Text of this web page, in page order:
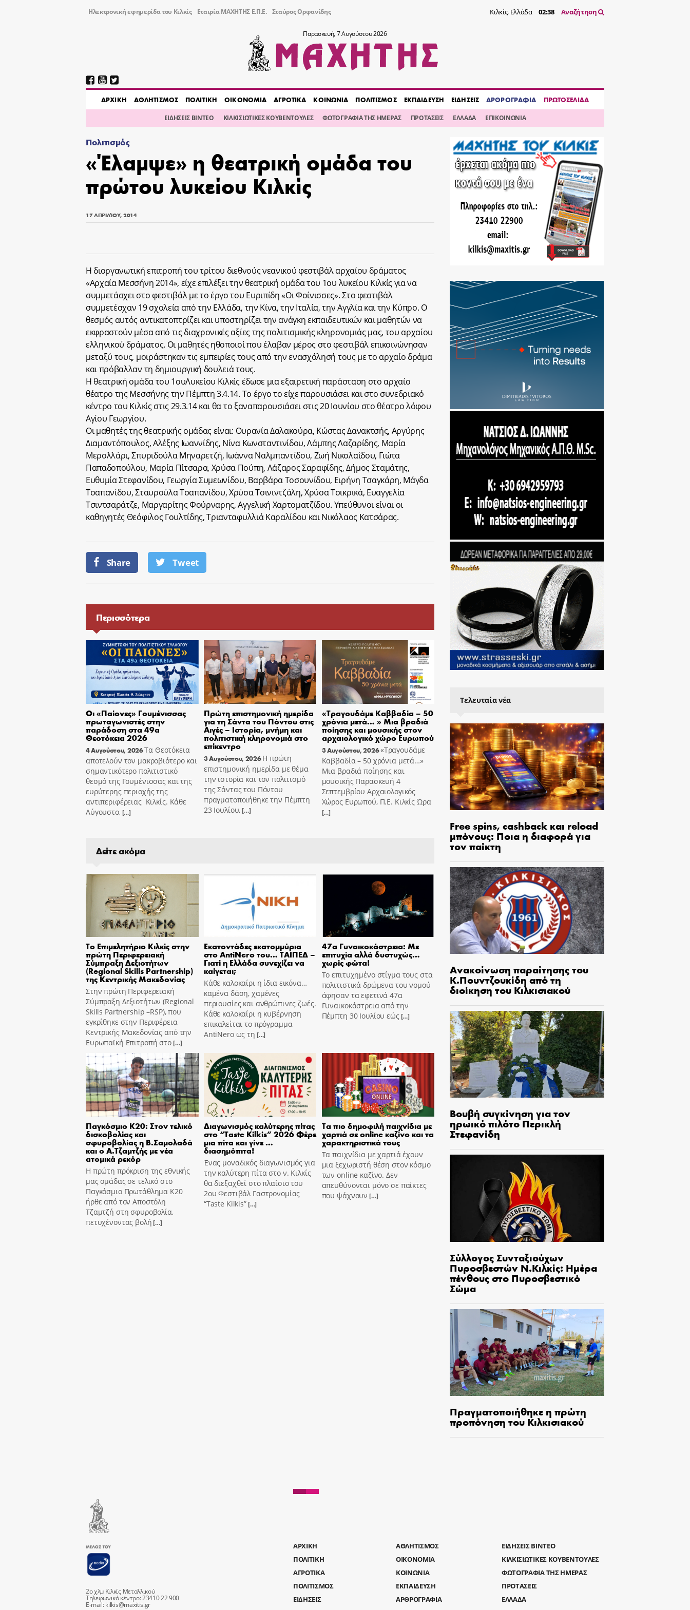
Ηλεκτρονική εφημερίδα του Κιλκίς Εταιρία ΜΑΧΗΤΗΣ Ε.Π.Ε. Σταύρος Ορφανίδης Κιλκίς, Ελλάδα 02:38 Αναζήτηση
Παρασκευή, 7 Αυγούστου 2026
AΡΧΙΚΗ ΑΘΛΗΤΙΣΜΟΣ ΠΟΛΙΤΙΚΗ ΟΙΚΟΝΟΜΙΑ ΑΓΡΟΤΙΚΑ ΚΟΙΝΩΝΙΑ ΠΟΛΙΤΙΣΜΟΣ ΕΚΠΑΙΔΕΥΣΗ ΕΙΔΗΣΕΙΣ ΑΡΘΡΟΓΡΑΦΙΑ ΠΡΩΤΟΣΕΛΙΔΑ
ΕΙΔΗΣΕΙΣ ΒΙΝΤΕΟ ΚΙΛΚΙΣΙΩΤΙΚΕΣ ΚΟΥΒΕΝΤΟΥΛΕΣ ΦΩΤΟΓΡΑΦΙΑ ΤΗΣ ΗΜΕΡΑΣ ΠΡΟΤΑΣΕΙΣ ΕΛΛΑΔΑ ΕΠΙΚΟΙΝΩΝΙΑ
Πολιτισμός
«Έλαμψε» η θεατρική ομάδα του
πρώτου λυκείου Κιλκίς
17 ΑΠΡΙΛΊΟΥ, 2014
Η διοργανωτική επιτροπή του τρίτου διεθνούς νεανικού φεστιβάλ αρχαίου δράματος
«Αρχαία Μεσσήνη 2014», είχε επιλέξει την θεατρική ομάδα του 1ου λυκείου Κιλκίς για να
συμμετάσχει στο φεστιβάλ με το έργο του Ευριπίδη «Οι Φοίνισσες». Στο φεστιβάλ
συμμετέσχαν 19 σχολεία από την Ελλάδα, την Κίνα, την Ιταλία, την Αγγλία και την Κύπρο. Ο
θεσμός αυτός αντικατοπτρίζει και υποστηρίζει την ανάγκη εκπαιδευτικών και μαθητών να
εκφραστούν μέσα από τις διαχρονικές αξίες της πολιτισμικής κληρονομιάς μας, του αρχαίου
ελληνικού δράματος. Οι μαθητές ηθοποιοί που έλαβαν μέρος στο φεστιβάλ επικοινώνησαν
μεταξύ τους, μοιράστηκαν τις εμπειρίες τους από την ενασχόλησή τους με το αρχαίο δράμα
και πρόβαλλαν τη δημιουργική δουλειά τους.
Η θεατρική ομάδα του 1ουΛυκείου Κιλκίς έδωσε μια εξαιρετική παράσταση στο αρχαίο
θέατρο της Μεσσήνης την Πέμπτη 3.4.14. Το έργο το είχε παρουσιάσει και στο συνεδριακό
κέντρο του Κιλκίς στις 29.3.14 και θα το ξαναπαρουσιάσει στις 20 Ιουνίου στο θέατρο λόφου
Αγίου Γεωργίου.
Οι μαθητές της θεατρικής ομάδας είναι: Ουρανία Δαλακούρα, Κώστας Δανακτσής, Αργύρης
Διαμαντόπουλος, Αλέξης Ιωαννίδης, Νίνα Κωνσταντινίδου, Λάμπης Λαζαρίδης, Μαρία
Μερολλάρι, Σπυριδούλα Μηναρετζή, Ιωάννα Ναλμπαντίδου, Ζωή Νικολαΐδου, Γιώτα
Παπαδοπούλου, Μαρία Πίτσαρα, Χρύσα Πούπη, Λάζαρος Σαραφίδης, Δήμος Σταμάτης,
Ευθυμία Στεφανίδου, Γεωργία Συμεωνίδου, Βαρβάρα Τοσουνίδου, Ειρήνη Τσαγκάρη, Μάγδα
Τσαπανίδου, Σταυρούλα Τσαπανίδου, Χρύσα Τσινιντζάλη, Χρύσα Τσικρικά, Ευαγγελία
Τσιντσαράτζε, Μαργαρίτης Φούρναρης, Αγγελική Χαρτοματζίδου. Υπεύθυνοι είναι οι
καθηγητές Θεόφιλος Γουλτίδης, Τριανταφυλλιά Καραλίδου και Νικόλαος Κατσάρας.
Share Tweet
Περισσότερα
Οι «Παίονες» Γουμένισσας
πρωταγωνιστές στην
παράδοση στα 49α
Θεοτόκεια 2026
4 Αυγούστου, 2026Τα Θεοτόκεια
αποτελούν τον μακροβιότερο και
σημαντικότερο πολιτιστικό
θεσμό της Γουμένισσας και της
ευρύτερης περιοχής της
αντιπεριφέρειας Κιλκίς. Κάθε
Αύγουστο,[…]
Πρώτη επιστημονική ημερίδα
για τη Σάντα του Πόντου στις
Αιγές – Ιστορία, μνήμη και
πολιτιστική κληρονομιά στο
επίκεντρο
3 Αυγούστου, 2026 Η πρώτη
επιστημονική ημερίδα με θέμα
την ιστορία και τον πολιτισμό
της Σάντας του Πόντου
πραγματοποιήθηκε την Πέμπτη
23 Ιουλίου,[…]
«Τραγουδάμε Καββαδία – 50
χρόνια μετά… » Μια βραδιά
ποίησης και μουσικής στον
αρχαιολογικό χώρο Ευρωπού
3 Αυγούστου, 2026«Τραγουδάμε
Καββαδία – 50 χρόνια μετά…»
Μια βραδιά ποίησης και
μουσικής Παρασκευή 4
Σεπτεμβρίου Αρχαιολογικός
Χώρος Ευρωπού, Π.Ε. Κιλκίς Ώρα
[…]
Δείτε ακόμα
Το Επιμελητήριο Κιλκίς στην
πρώτη Περιφερειακή
Σύμπραξη Δεξιοτήτων
(Regional Skills Partnership)
της Κεντρικής Μακεδονίας
Στην πρώτη Περιφερειακή
Σύμπραξη Δεξιοτήτων (Regional
Skills Partnership –RSP), που
εγκρίθηκε στην Περιφέρεια
Κεντρικής Μακεδονίας από την
Ευρωπαϊκή Επιτροπή στο[…]
Εκατοντάδες εκατομμύρια
στο AntiNero του… ΤΑΙΠΕΔ –
Γιατί η Ελλάδα συνεχίζει να
καίγεται;
Κάθε καλοκαίρι η ίδια εικόνα…
καμένα δάση, χαμένες
περιουσίες και ανθρώπινες ζωές.
Κάθε καλοκαίρι η κυβέρνηση
επικαλείται το πρόγραμμα
AntiNero ως τη […]
47α Γυναικοκάστρεια: Με
επιτυχία αλλά δυστυχώς…
χωρίς φώτα!
Το επιτυχημένο στίγμα τους στα
πολιτιστικά δρώμενα του νομού
άφησαν τα εφετινά 47α
Γυναικοκάστρεια από την
Πέμπτη 30 Ιουλίου εώς[…]
Παγκόσμιο Κ20: Στον τελικό
δισκοβολίας και
σφυροβολίας η Β.Σαμολαδά
και ο Α.Τζαμτζής με νέα
ατομικά ρεκόρ
Η πρώτη πρόκριση της εθνικής
μας ομάδας σε τελικό στο
Παγκόσμιο Πρωτάθλημα Κ20
ήρθε από τον Αποστόλη
Τζαμτζή στη σφυροβολία,
πετυχένοντας βολή[…]
Διαγωνισμός καλύτερης πίτας
στο “Taste Kilkis” 2026 Φέρε
μια πίτα και γίνε …
διασημόπιτα!
Ένας μοναδικός διαγωνισμός για
την καλύτερη πίτα στο ν. Κιλκίς
θα διεξαχθεί στο πλαίσιο του
2ου Φεστιβάλ Γαστρονομίας
“Taste Kilkis”[…]
Τα πιο δημοφιλή παιχνίδια με
χαρτιά σε online καζίνο και τα
χαρακτηριστικά τους
Τα παιχνίδια με χαρτιά έχουν
μια ξεχωριστή θέση στον κόσμο
των online καζίνο. Δεν
απευθύνονται μόνο σε παίκτες
που ψάχνουν […]
Τελευταία νέα
Free spins, cashback και reload
μπόνους: Ποια η διαφορά για
τον παίκτη
Ανακοίνωση παραίτησης του
Κ.Πουντζουκίδη από τη
διοίκηση του Κιλκισιακού
Βουβή συγκίνηση για τον
ηρωικό πιλότο Περικλή
Στεφανίδη
Σύλλογος Συνταξιούχων
Πυροσβεστών Ν.Κιλκίς: Ημέρα
πένθους στο Πυροσβεστικό
Σώμα
Πραγματοποιήθηκε η πρώτη
προπόνηση του Κιλκισιακού
2ο χλμ Κιλκίς Μεταλλικού
Τηλεφωνικό κέντρο: 23410 22 900
E-mail:kilkis@maxitis.gr
AΡΧΙΚΗ
ΑΘΛΗΤΙΣΜΟΣ
ΠΟΛΙΤΙΚΗ
ΟΙΚΟΝΟΜΙΑ
ΑΓΡΟΤΙΚΑ
ΚΟΙΝΩΝΙΑ
ΠΟΛΙΤΙΣΜΟΣ
ΕΚΠΑΙΔΕΥΣΗ
ΕΙΔΗΣΕΙΣ
ΑΡΘΡΟΓΡΑΦΙΑ
ΕΙΔΗΣΕΙΣ ΒΙΝΤΕΟ
ΚΙΛΚΙΣΙΩΤΙΚΕΣ ΚΟΥΒΕΝΤΟΥΛΕΣ
ΦΩΤΟΓΡΑΦΙΑ ΤΗΣ ΗΜΕΡΑΣ
ΠΡΟΤΑΣΕΙΣ
ΕΛΛΑΔΑ